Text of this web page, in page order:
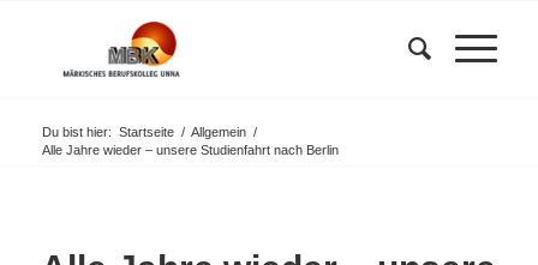
Du bist hier: Startseite / Allgemein /
Alle Jahre wieder – unsere Studienfahrt nach Berlin